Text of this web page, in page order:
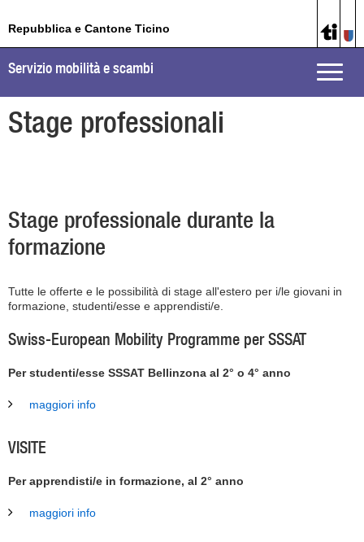
Repubblica e Cantone Ticino
Toggle
Servizio mobilità e scambi
Stage professionali
Stage professionale durante la
formazione
Tutte le offerte e le possibilità di stage all'estero per i/le giovani in
formazione, studenti/esse e apprendisti/e.
Swiss-European Mobility Programme per SSSAT
Per studenti/esse SSSAT Bellinzona al 2° o 4° anno
maggiori info
VISITE
Per apprendisti/e in formazione, al 2° anno
maggiori info